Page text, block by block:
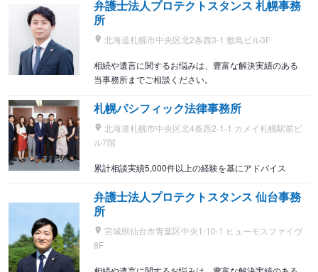
弁護士法人プロテクトスタンス 札幌事務
所
北海道札幌市中央区北2条西3-1 敷島ビル3F
相続や遺言に関するお悩みは、豊富な解決実績のある
当事務所までご相談ください。
札幌パシフィック法律事務所
北海道札幌市中央区北4条西2-1-1 カメイ札幌駅前ビ
ル7階
累計相談実績5,000件以上の経験を基にアドバイス
弁護士法人プロテクトスタンス 仙台事務
所
宮城県仙台市青葉区中央1-10-1 ヒューモスファイヴ
8F